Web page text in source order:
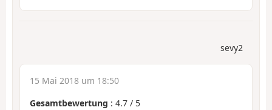
sevy2
15 Mai 2018 um 18:50
Gesamtbewertung : 4.7 / 5